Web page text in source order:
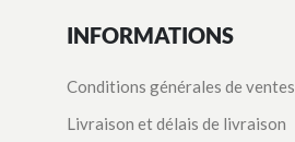
INFORMATIONS
Conditions générales de ventes
Livraison et délais de livraison